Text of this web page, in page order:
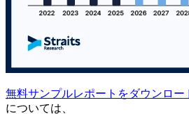
無料サンプルレポートをダウンロー
については、